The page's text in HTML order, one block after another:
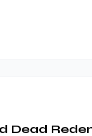
Dead